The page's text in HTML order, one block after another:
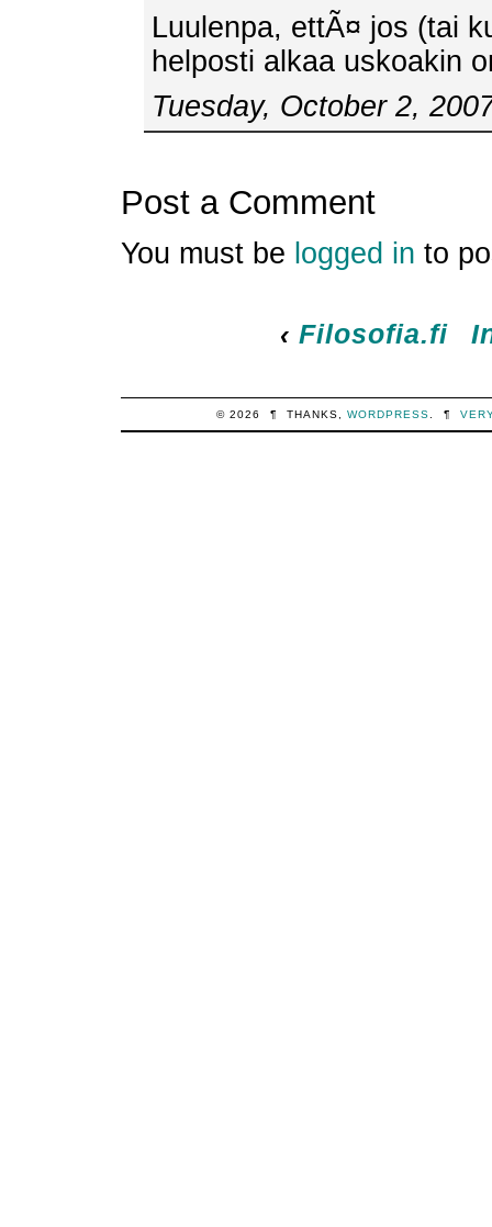
Luulenpa, ettÃ¤ jos (tai
helposti alkaa uskoakin
Tuesday, October 2,
Post a Comment
You must be logged in to
‹Filosofia.fi
© 2026 ¶ THANKS, WORDPRESS ¶